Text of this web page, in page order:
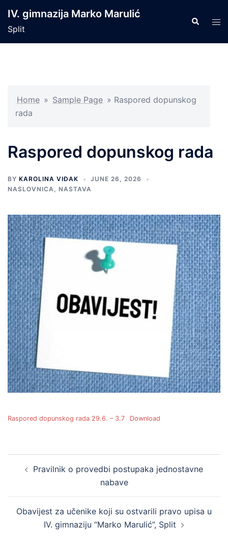
content
IV. gimnazija Marko Marulić
Split
Search
Home » Sample Page » Raspored dopunskog
rada
Raspored dopunskog rada
BY KAROLINA VIĐAK
JUNE 26, 2026
NASLOVNICA, NASTAVA
Raspored dopunskog rada 29.6. – 3.7 Download
navigation
Pravilnik o provedbi postupaka jednostavne
nabave
Obavijest za učenike koji su ostvarili pravo upisa u
IV. gimnaziju “Marko Marulić”, Split